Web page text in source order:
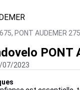
PONT AUDEMER
PONT
07/2023